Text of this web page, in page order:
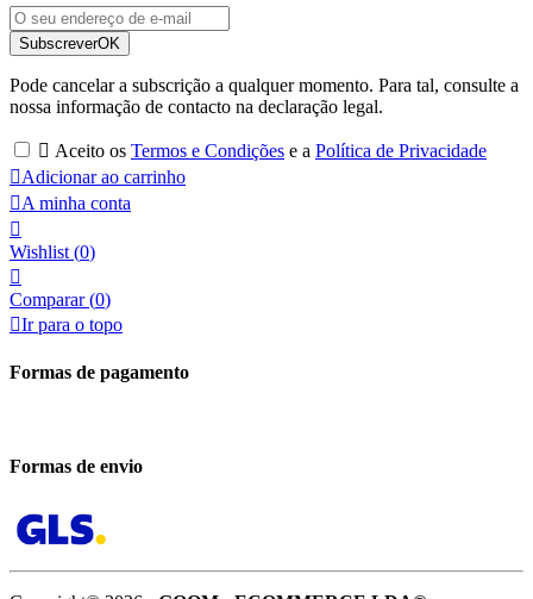
SubscreverOK
Pode cancelar a subscrição a qualquer momento. Para tal, consulte a
nossa informação de contacto na declaração legal.
 Aceito os Termos e Condições e a Política de Privacidade
Adicionar ao carrinho
A minha conta

Wishlist (0)

Comparar (0)
Ir para o topo
Formas de pagamento
Formas de envio